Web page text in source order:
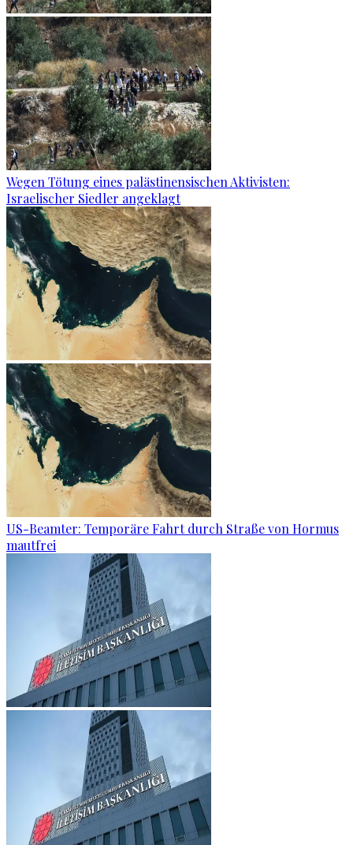
Wegen Tötung eines palästinensischen Aktivisten:
Israelischer Siedler angeklagt
US-Beamter: Temporäre Fahrt durch Straße von Hormus
mautfrei